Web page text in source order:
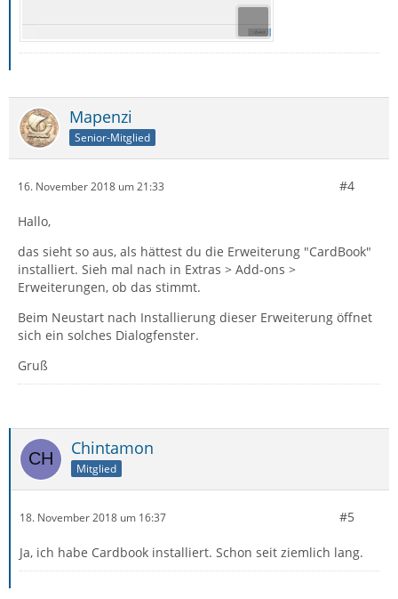
Mapenzi
Senior-Mitglied
16. November 2018 um 21:33 #4
Hallo,
das sieht so aus, als hättest du die Erweiterung "CardBook"
installiert. Sieh mal nach in Extras > Add-ons >
Erweiterungen, ob das stimmt.
Beim Neustart nach Installierung dieser Erweiterung öffnet
sich ein solches Dialogfenster.
Gruß
Chintamon
Mitglied
18. November 2018 um 16:37 #5
Ja, ich habe Cardbook installiert. Schon seit ziemlich lang.